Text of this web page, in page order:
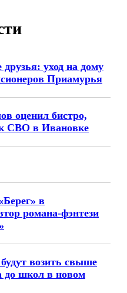
уход на дому
Приамурья
оценил бистро,
СВО в Ивановке
в
романа-фэнтези
возить свыше
до школ в новом